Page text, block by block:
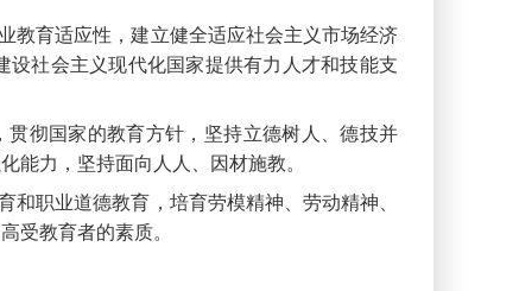
教育适应性，建立健全适应社会主义市场经济
社会主义现代化国家提供有力人才和技能支
彻国家的教育方针，坚持立德树人、德技并
能力，坚持面向人人、因材施教。
职业道德教育，培育劳模精神、劳动精神、
受教育者的素质。